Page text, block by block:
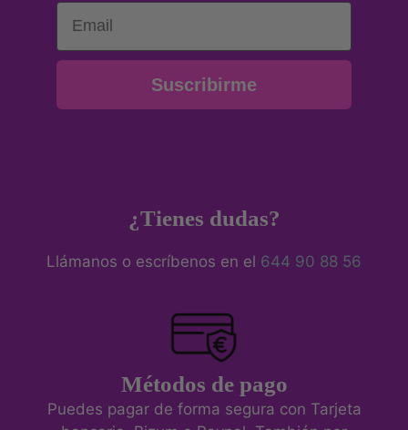
Email
Suscribirme
¿Tienes dudas?
Llámanos o escríbenos en el 644 90 88 56
Métodos de pago
Puedes pagar de forma segura con Tarjeta